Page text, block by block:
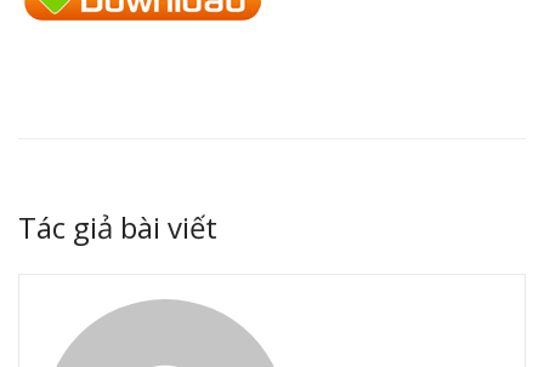
Tác giả bài viết